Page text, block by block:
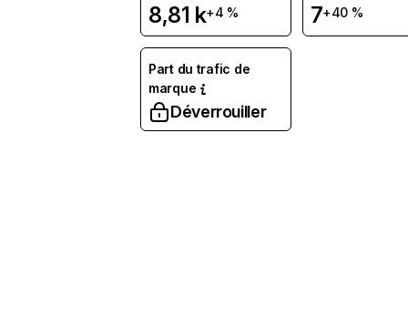
8,81 k+4 % 7+40 %
Part du trafic de
marque
Déverrouiller